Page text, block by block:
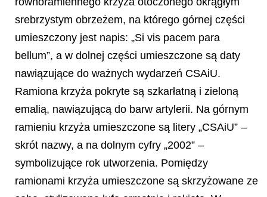
srebrzystym obrzeżem, na którego górnej części
umieszczony jest napis: „Si vis pacem para
bellum”, a w dolnej części umieszczone są daty
nawiązujące do ważnych wydarzeń CSAiU.
Ramiona krzyża pokryte są szkarłatną i zieloną
emalią, nawiązującą do barw artylerii. Na górnym
ramieniu krzyża umieszczone są litery „CSAiU” –
skrót nazwy, a na dolnym cyfry „2002” –
symbolizujące rok utworzenia. Pomiędzy
ramionami krzyża umieszczone są skrzyżowane ze